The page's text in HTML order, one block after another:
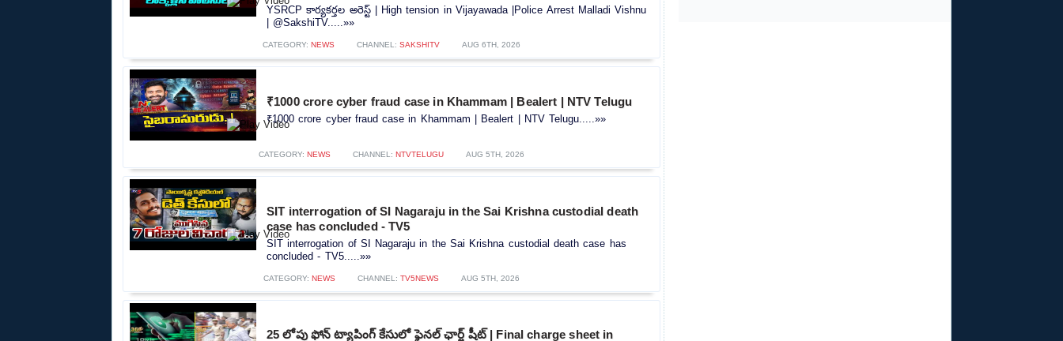
YSRCP కార్యకర్తల అరెస్ట్ | High tension in Vijayawada |Police Arrest Malladi Vishnu
| @SakshiTV.....»»
CATEGORY: NEWS CHANNEL: SAKSHITV AUG 6TH, 2026
₹1000 crore cyber fraud case in Khammam | Bealert | NTV Telugu
₹1000 crore cyber fraud case in Khammam | Bealert | NTV Telugu.....»»
CATEGORY: NEWS CHANNEL: NTVTELUGU AUG 5TH, 2026
SIT interrogation of SI Nagaraju in the Sai Krishna custodial death
case has concluded - TV5
SIT interrogation of SI Nagaraju in the Sai Krishna custodial death case has
concluded - TV5.....»»
CATEGORY: NEWS CHANNEL: TV5NEWS AUG 5TH, 2026
25 లోపు ఫోన్ ట్యాపింగ్ కేసులో ఫైనల్ ఛార్జ్ షీట్ | Final charge sheet in